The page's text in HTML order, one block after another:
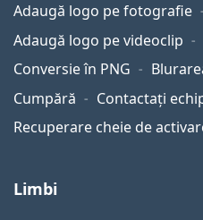
Adaugă logo pe fotografie
Adaugă logo pe videoclip
Conversie în PNG
Cumpără
Contactați
Recuperare cheie de
Limbi